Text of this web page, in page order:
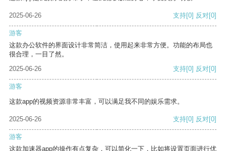
2025-06-26 支持[0] 反对[0]
游客
这款办公软件的界面设计非常简洁，使用起来非常方便。功能的布局也
很合理，一目了然。
2025-06-26
支持[0] 反对[0]
游客
这款app的视频资源非常丰富，可以满足我不同的娱乐需求。
2025-06-26 支持[0] 反对[0]
游客
这款加速器app的操作有点复杂，可以简化一下，比如将设置页面进行优